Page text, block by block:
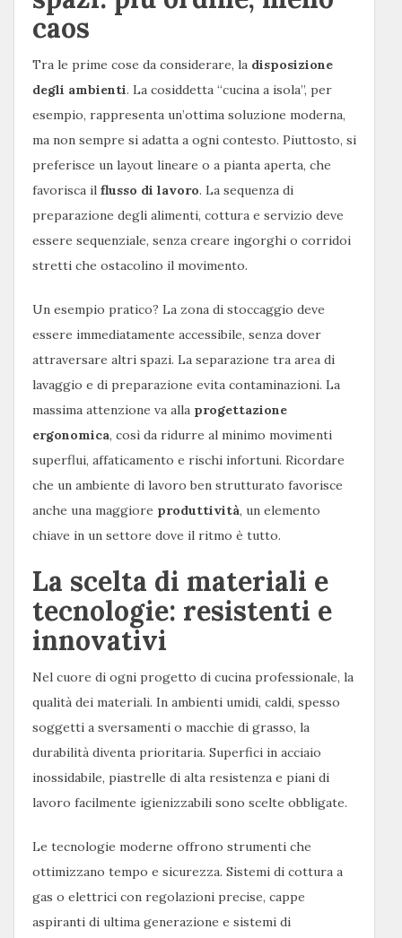
caos
Tra le prime cose da considerare, la disposizione
degli ambienti. La cosiddetta “cucina a isola”, per
esempio, rappresenta un’ottima soluzione moderna,
ma non sempre si adatta a ogni contesto. Piuttosto, si
preferisce un layout lineare o a pianta aperta, che
favorisca il flusso di lavoro. La sequenza di
preparazione degli alimenti, cottura e servizio deve
essere sequenziale, senza creare ingorghi o corridoi
stretti che ostacolino il movimento.
Un esempio pratico? La zona di stoccaggio deve
essere immediatamente accessibile, senza dover
attraversare altri spazi. La separazione tra area di
lavaggio e di preparazione evita contaminazioni. La
massima attenzione va alla progettazione
ergonomica, così da ridurre al minimo movimenti
superflui, affaticamento e rischi infortuni. Ricordare
che un ambiente di lavoro ben strutturato favorisce
anche una maggiore produttività, un elemento
chiave in un settore dove il ritmo è tutto.
La scelta di materiali e
tecnologie: resistenti e
innovativi
Nel cuore di ogni progetto di cucina professionale, la
qualità dei materiali. In ambienti umidi, caldi, spesso
soggetti a sversamenti o macchie di grasso, la
durabilità diventa prioritaria. Superfici in acciaio
inossidabile, piastrelle di alta resistenza e piani di
lavoro facilmente igienizzabili sono scelte obbligate.
Le tecnologie moderne offrono strumenti che
ottimizzano tempo e sicurezza. Sistemi di cottura a
gas o elettrici con regolazioni precise, cappe
aspiranti di ultima generazione e sistemi di